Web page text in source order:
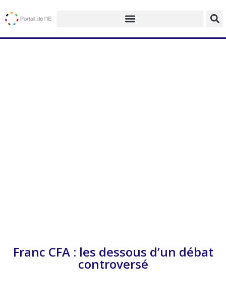
Franc CFA : les dessous d’un débat
controversé